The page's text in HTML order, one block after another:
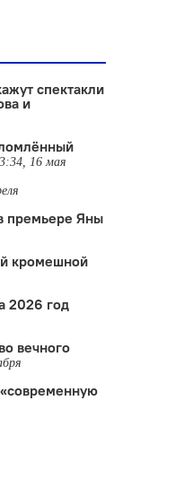
спектакли
и
16 мая
премьере Яны
кромешной
2026 год
вечного
«современную